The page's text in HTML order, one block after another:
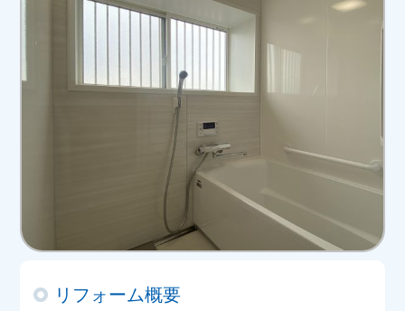
リフォーム概要